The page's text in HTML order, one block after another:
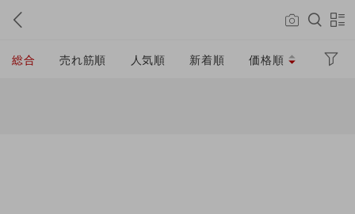
総合 売れ筋順 人気順 新着順 価格順